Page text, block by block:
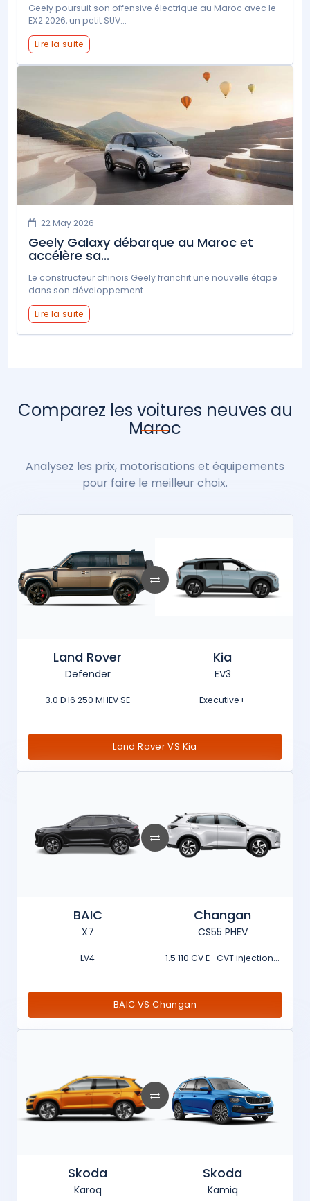
Geely poursuit son offensive électrique au Maroc avec le
EX2 2026, un petit SUV...
Lire la suite
22 May 2026
Geely Galaxy débarque au Maroc et
accélère sa...
Le constructeur chinois Geely franchit une nouvelle étape
dans son développement...
Lire la suite
Comparez les voitures neuves au
Maroc
Analysez les prix, motorisations et équipements
pour faire le meilleur choix.
Land Rover
Defender
3.0 D I6 250 MHEV SE
Kia
EV3
Executive+
Land Rover VS Kia
BAIC
X7
LV4
Changan
CS55 PHEV
1.5 110 CV E- CVT injection...
BAIC VS Changan
Skoda
Karoq
Skoda
Kamiq